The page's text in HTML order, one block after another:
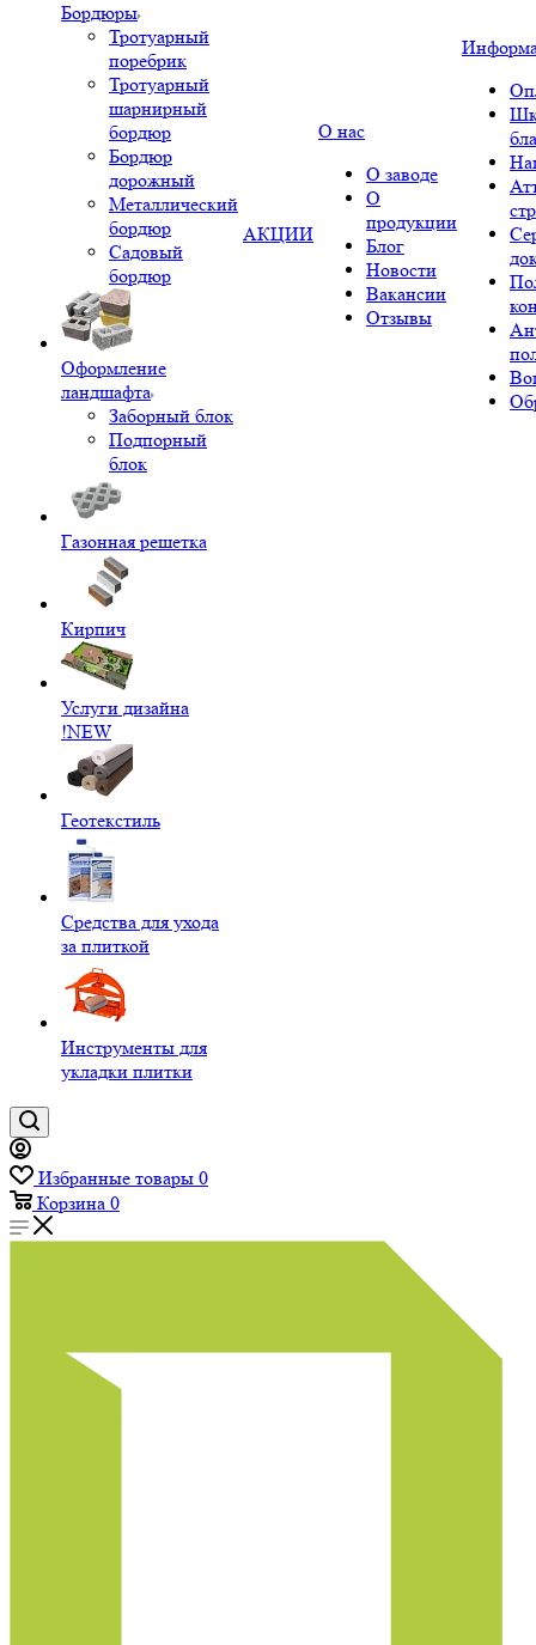
Бордюры
Тротуарный
поребрик
Тротуарный
шарнирный
бордюр
Бордюр
дорожный
Металлический
бордюр
Садовый
бордюр
Оформление
ландшафта
Заборный блок
Подпорный
блок
Газонная решетка
Кирпич
Услуги дизайна
!NEW
Геотекстиль
Средства для ухода
за плиткой
Инструменты для
укладки плитки
АКЦИИ
О нас
О заводе
О
продукции
Блог
Новости
Вакансии
Отзывы
Избранные товары 0
Корзина 0